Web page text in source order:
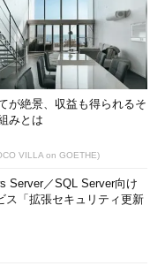
が絶景、収益も得られるそ
みとは
VILLA on GOETHE)
Server／SQL Server向け
ス「拡張セキュリティ更新